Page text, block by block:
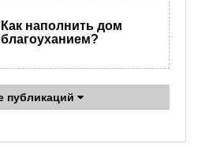
Как наполнить дом
благоуханием?
публикаций